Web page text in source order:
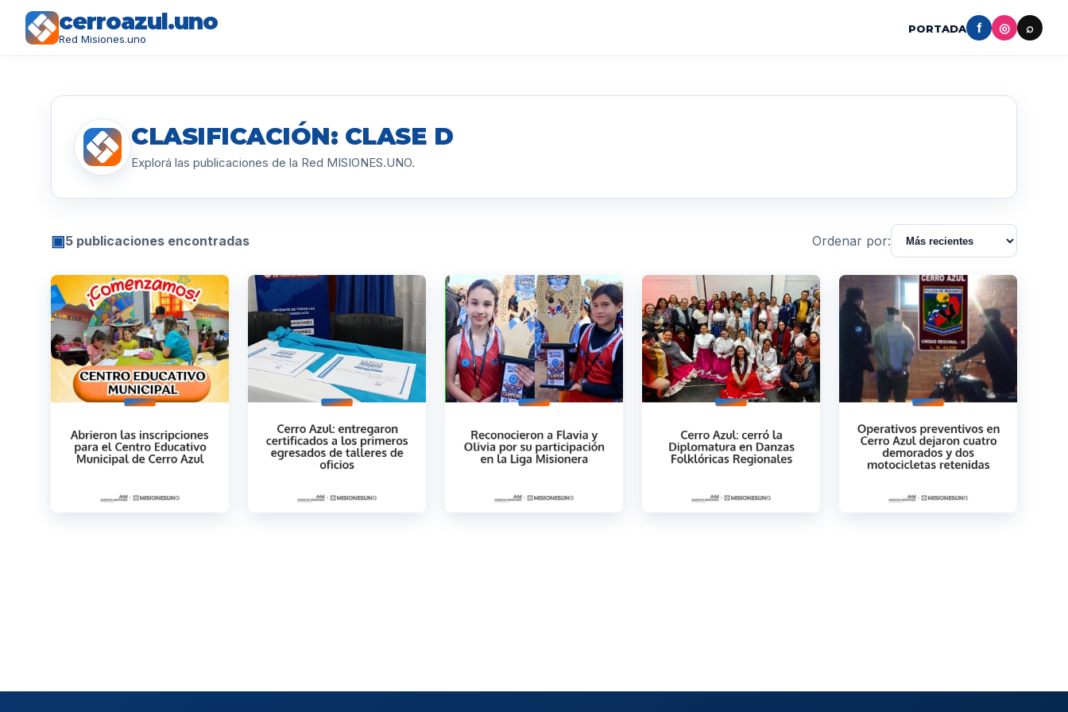
cerroazul.uno
Red Misiones.uno
PORTADA f ◎ ⌕
CLASIFICACIÓN: CLASE D
Explorá las publicaciones de la Red MISIONES.UNO.
▣5 publicaciones encontradas Ordenar por: